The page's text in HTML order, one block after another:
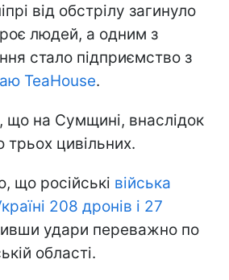
від обстрілу загинуло
людей, а одним з
стало підприємство з
TeaHouse.
що на Сумщині, внаслідок
трьох цивільних.
що російські війська
208 дронів і 27
удари переважно по
області.